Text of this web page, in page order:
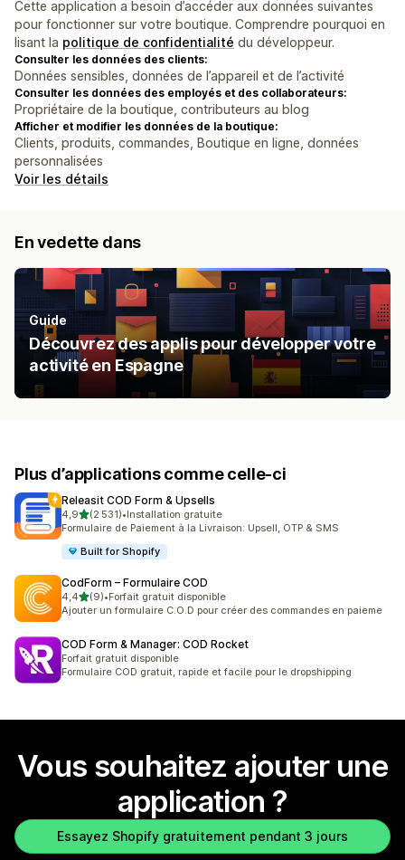
Cette application a besoin d’accéder aux données suivantes
pour fonctionner sur votre boutique. Comprendre pourquoi en
lisant la politique de confidentialité du développeur.
Consulter les données des clients:
Données sensibles, données de l’appareil et de l’activité
Consulter les données des employés et des collaborateurs:
Propriétaire de la boutique, contributeurs au blog
Afficher et modifier les données de la boutique:
Clients, produits, commandes, Boutique en ligne, données
personnalisées
Voir les détails
En vedette dans
Guide
Découvrez des applis pour développer votre
activité en Espagne
Plus d’applications comme celle-ci
Releasit COD Form & Upsells
4,9étoile(s) sur 5
(2 531)
2531 avis au total
•Installation gratuite
Formulaire de Paiement à la Livraison: Upsell, OTP & SMS
Built for Shopify
CodForm – Formulaire COD
4,4étoile(s) sur 5
(9)
9 avis au total
•Forfait gratuit disponible
Ajouter un formulaire C.O.D pour créer des commandes en paieme
COD Form & Manager: COD Rocket
Forfait gratuit disponible
Formulaire COD gratuit, rapide et facile pour le dropshipping
Vous souhaitez ajouter une
application ?
Essayez Shopify gratuitement pendant 3 jours